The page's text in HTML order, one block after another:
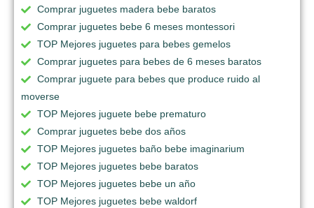
Comprar juguetes madera bebe baratos
Comprar juguetes bebe 6 meses montessori
TOP Mejores juguetes para bebes gemelos
Comprar juguetes para bebes de 6 meses baratos
Comprar juguete para bebes que produce ruido al
moverse
TOP Mejores juguete bebe prematuro
Comprar juguetes bebe dos años
TOP Mejores juguetes baño bebe imaginarium
TOP Mejores juguetes bebe baratos
TOP Mejores juguetes bebe un año
TOP Mejores juguetes bebe waldorf